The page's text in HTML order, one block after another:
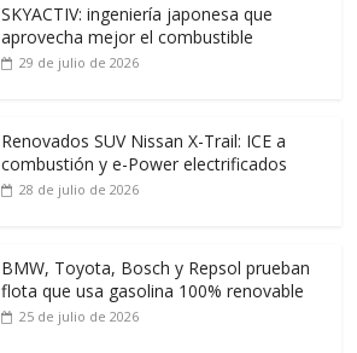
SKYACTIV: ingeniería japonesa que
aprovecha mejor el combustible
29 de julio de 2026
Renovados SUV Nissan X-Trail: ICE a
combustión y e-Power electrificados
28 de julio de 2026
BMW, Toyota, Bosch y Repsol prueban
flota que usa gasolina 100% renovable
25 de julio de 2026